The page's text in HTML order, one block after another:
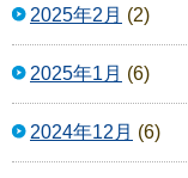
2025年2月 (2)
2025年1月 (6)
2024年12月 (6)